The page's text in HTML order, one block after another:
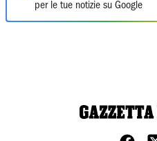
per le tue notizie su Google